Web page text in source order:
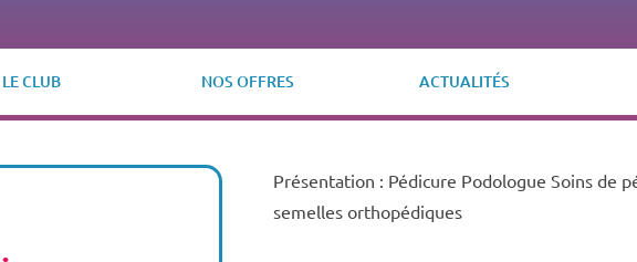
LE CLUB NOS OFFRES ACTUALITÉS
Présentation : Pédicure Podologue Soins de
semelles orthopédiques